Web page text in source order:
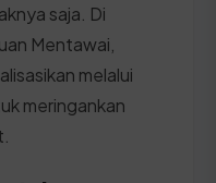
saja. Di
Mentawai,
melalui
meringankan